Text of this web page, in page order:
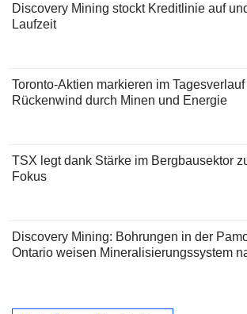
Discovery Mining stockt Kreditlinie auf
Laufzeit
Toronto-Aktien markieren im
Rückenwind durch Minen und Energie
TSX legt dank Stärke im Bergbausektor
Fokus
Discovery Mining: Bohrungen in der
Ontario weisen Mineralisierungssystem